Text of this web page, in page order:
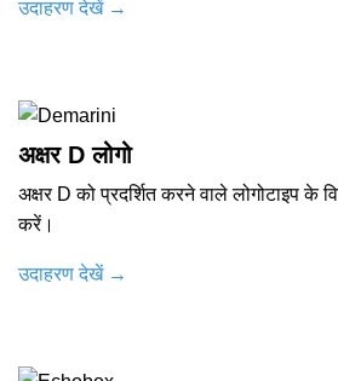
उदाहरण देखें →
अक्षर D लोगो
अक्षर D को प्रदर्शित करने वाले लोगोटाइप के
करें।
उदाहरण देखें →